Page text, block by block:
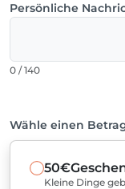
Persönliche
0 / 140
Wähle einen
50€
Kleine Dinge